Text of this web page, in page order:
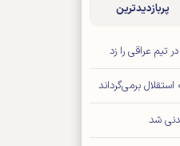
پربازدیدترین
تیم عراقی را زد
استقلال برمی‌گرداند
شد